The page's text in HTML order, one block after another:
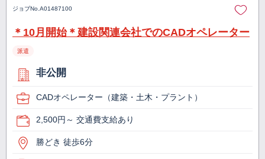
ジョブNo. A01487100
＊10月開始＊建設関連会社でのCADオペレーター
派遣
非公開
CADオペレーター（建築・土木・プラント）
2,500円～ 交通費支給あり
勝どき 徒歩6分